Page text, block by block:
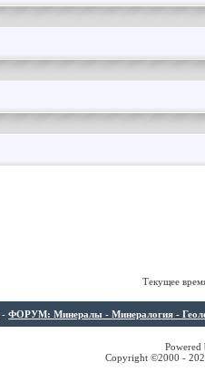
Текущее
- ФОРУМ: Минералы - Минералогия -
Copyright ©2000 -